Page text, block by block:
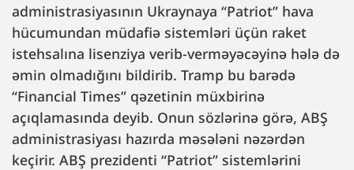
administrasiyasının Ukraynaya “Patriot” hava
hücumundan müdafiə sistemləri üçün raket
istehsalına lisenziya verib-verməyəcəyinə hələ də
əmin olmadığını bildirib. Tramp bu barədə
“Financial Times” qəzetinin müxbirinə
açıqlamasında deyib. Onun sözlərinə görə, ABŞ
administrasiyası hazırda məsələni nəzərdən
keçirir. ABŞ prezidenti “Patriot” sistemlərini